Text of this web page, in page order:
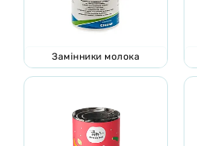
Замінники молока